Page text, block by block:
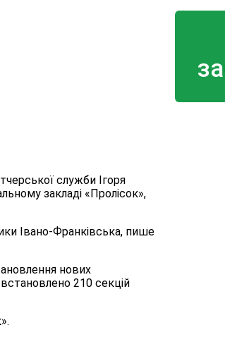
служби Ігоря
закладі «Пролісок»,
Івано-Франківська, пише
нових
210 секцій